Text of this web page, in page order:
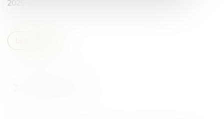
2025-127 du 14 février 2025 de finances pour 2025...
Lire la suite